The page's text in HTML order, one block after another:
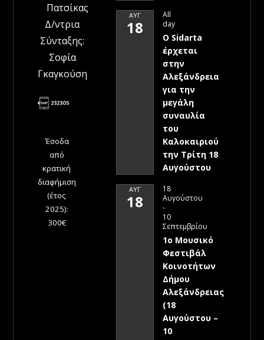
Πατσίκας
Δ/ντρια
Σύνταξης:
Σοφία
Γκαγκούση
Έσοδα
από
κρατική
διαφήμιση
(έτος
2025):
300€
ΑΥΓ
18
All
day
Ο Sidarta
έρχεται
στην
Αλεξάνδρεια
για την
μεγάλη
συναυλία
του
Καλοκαιριού
την Τρίτη 18
Αυγούστου
ΑΥΓ
18
18
Αυγούστου
-
10
Σεπτεμβρίου
1ο Μουσικό
Φεστιβάλ
Κοινοτήτων
Δήμου
Αλεξάνδρειας
(18
Αυγούστου –
10